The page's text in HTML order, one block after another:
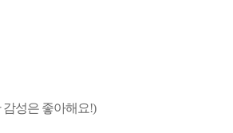
성은 좋아해요!)